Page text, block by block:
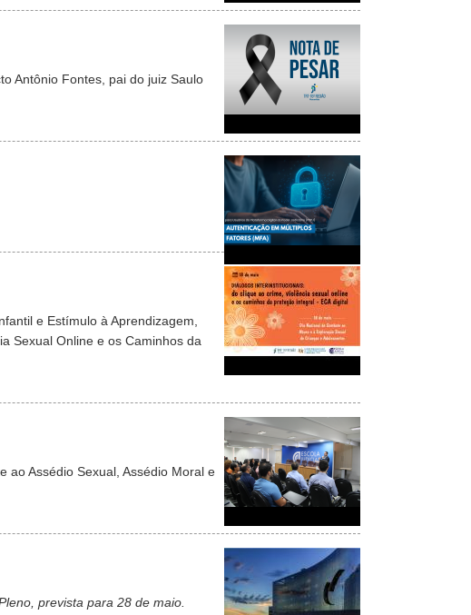
Antônio Fontes, pai do juiz Saulo
e Estímulo à Aprendizagem,
Sexual Online e os Caminhos da
ao Assédio Sexual, Assédio Moral e
prevista para 28 de maio.